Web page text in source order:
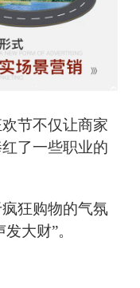
节不仅让商家
了一些职业的
狂购物的气氛
大财”。